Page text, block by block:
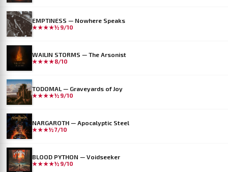
EMPTINESS — Nowhere Speaks
★★★★½ 9/10
WAILIN STORMS — The Arsonist
★★★★8/10
TODOMAL — Graveyards of Joy
★★★★½ 9/10
NARGAROTH — Apocalyptic Steel
★★★½7/10
BLOOD PYTHON — Voidseeker
★★★★½ 9/10